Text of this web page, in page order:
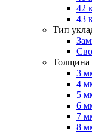
42
43
Тип
Толщина
3
4
5
6
7
8